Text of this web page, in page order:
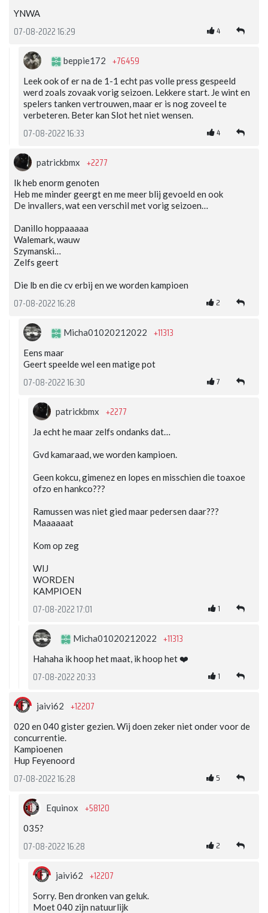
YNWA
07-08-2022 16:29 4
beppie172 +76459
Leek ook of er na de 1-1 echt pas volle press gespeeld
werd zoals zovaak vorig seizoen. Lekkere start. Je wint en
spelers tanken vertrouwen, maar er is nog zoveel te
verbeteren. Beter kan Slot het niet wensen.
07-08-2022 16:33 4
patrickbmx +2277
Ik heb enorm genoten
Heb me minder geergt en me meer blij gevoeld en ook
De invallers, wat een verschil met vorig seizoen…
Danillo hoppaaaaa
Walemark, wauw
Szymanski…
Zelfs geert
Die lb en die cv erbij en we worden kampioen
07-08-2022 16:28 2
Micha01020212022 +11313
Eens maar
Geert speelde wel een matige pot
07-08-2022 16:30 7
patrickbmx +2277
Ja echt he maar zelfs ondanks dat…
Gvd kamaraad, we worden kampioen.
Geen kokcu, gimenez en lopes en misschien die toaxoe
ofzo en hankco???
Ramussen was niet gied maar pedersen daar???
Maaaaaat
Kom op zeg
WIJ
WORDEN
KAMPIOEN
07-08-2022 17:01 1
Micha01020212022 +11313
Hahaha ik hoop het maat, ik hoop het ❤️
07-08-2022 20:33 1
jaivi62 +12207
020 en 040 gister gezien. Wij doen zeker niet onder voor de
concurrentie.
Kampioenen
Hup Feyenoord
07-08-2022 16:28 5
Equinox +58120
035?
07-08-2022 16:28 2
jaivi62 +12207
Sorry. Ben dronken van geluk.
Moet 040 zijn natuurlijk